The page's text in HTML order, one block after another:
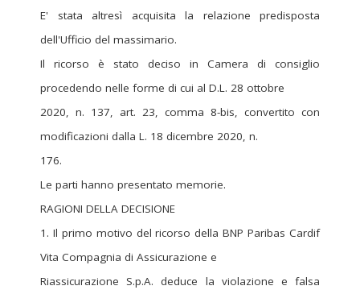
E' stata altresì acquisita la relazione predisposta
dell'Ufficio del massimario.
Il ricorso è stato deciso in Camera di consiglio
procedendo nelle forme di cui al D.L. 28 ottobre
2020, n. 137, art. 23, comma 8-bis, convertito con
modificazioni dalla L. 18 dicembre 2020, n.
176.
Le parti hanno presentato memorie.
RAGIONI DELLA DECISIONE
1. Il primo motivo del ricorso della BNP Paribas Cardif
Vita Compagnia di Assicurazione e
Riassicurazione S.p.A. deduce la violazione e falsa